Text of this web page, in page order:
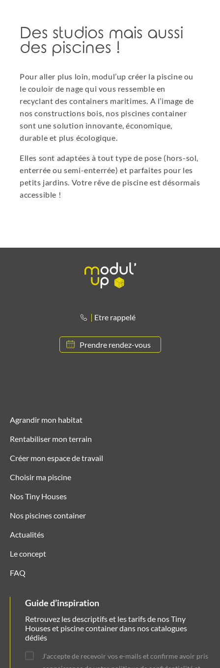
Des studios mais aussi
des piscines !
Pour aller plus loin, modul’up créer la piscine ou
le couloir de nage qui vous ressemble en
recyclant des containers maritimes. A l’image de
nos constructions bois, nos piscines container
sont une solution innovante, économique,
durable et plus écologique.
Elles sont adaptées à tout type de pose (hors-sol,
enterrée ou semi-enterrée) et parfaites pour les
petits jardins. Votre rêve de piscine est désormais
accessible !
Etre rappelé
Prendre rendez-vous
Agrandir mon habitat
Rentabiliser mon terrain
Créer mon espace de travail
Choisir ma piscine
Nos Tiny Houses
Nos piscines container
Actualités
Le concept
FAQ
Guide d’inspiration
Retrouvez les descriptifs et les tarifs de nos Tiny
Houses et piscine container dans nos catalogues
dédiés
J'accepte de recevoir vos e-mails et confirme avoir pris